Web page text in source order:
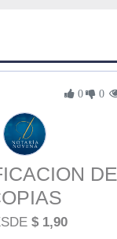
0 0
DE
$ 1,90